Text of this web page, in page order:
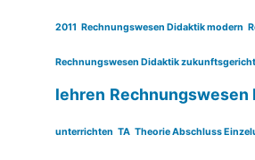
2011 Rechnungswesen Didaktik modern
Rechnungswesen Didaktik
lehren Rechnungswesen
unterrichten TA Theorie Abschluss